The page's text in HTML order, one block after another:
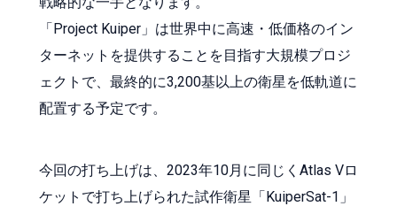
「Project Kuiper」は世界中に高速・低価格のイン
ターネットを提供することを目指す大規模プロジ
ェクトで、最終的に3,200基以上の衛星を低軌道に
配置する予定です。
今回の打ち上げは、2023年10月に同じくAtlas Vロ
ケットで打ち上げられた試作衛星「KuiperSat-1」